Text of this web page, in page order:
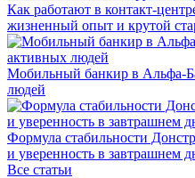
Как работают в контакт-
жизненный опыт и крутой
Мобильный банкир в Альфа-
людей
Формула стабильности
и уверенность в завтрашнем
Все статьи